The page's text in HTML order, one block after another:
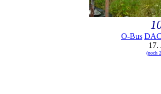
O-Bus
17.
(noch